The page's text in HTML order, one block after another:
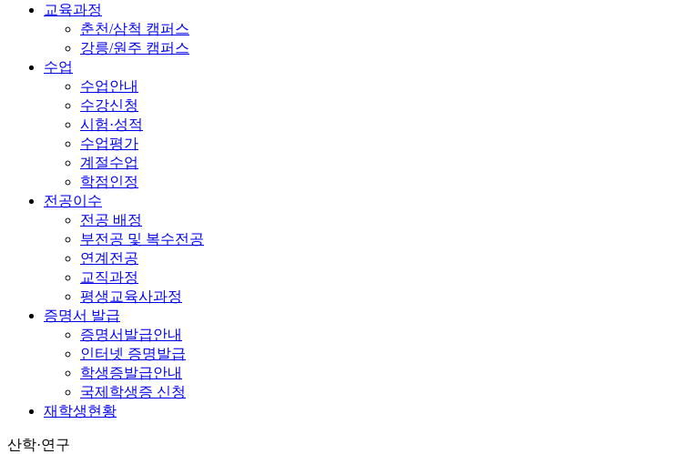
교육과정
춘천/삼척 캠퍼스
강릉/원주 캠퍼스
수업
수업안내
수강신청
시험·성적
수업평가
계절수업
학점인정
전공이수
전공 배정
부전공 및 복수전공
연계전공
교직과정
평생교육사과정
증명서 발급
증명서발급안내
인터넷 증명발급
학생증발급안내
국제학생증 신청
재학생현황
산학·연구